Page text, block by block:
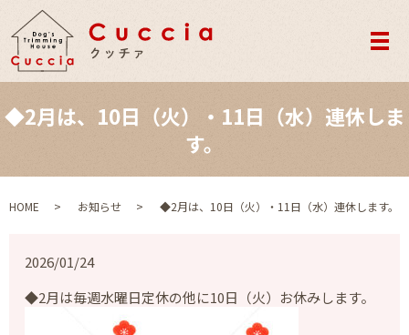
メ
◆2月は、10日（火）・11日（水）連休しま
す。
HOME お知らせ ◆2月は、10日（火）・11日（水）連休します。
2026/01/24
◆2月は毎週水曜日定休の他に10日（火）お休みします。